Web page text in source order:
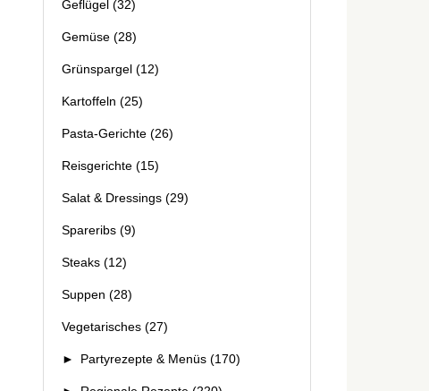
Geflügel (32)
Gemüse (28)
Grünspargel (12)
Kartoffeln (25)
Pasta-Gerichte (26)
Reisgerichte (15)
Salat & Dressings (29)
Spareribs (9)
Steaks (12)
Suppen (28)
Vegetarisches (27)
► Partyrezepte & Menüs (170)